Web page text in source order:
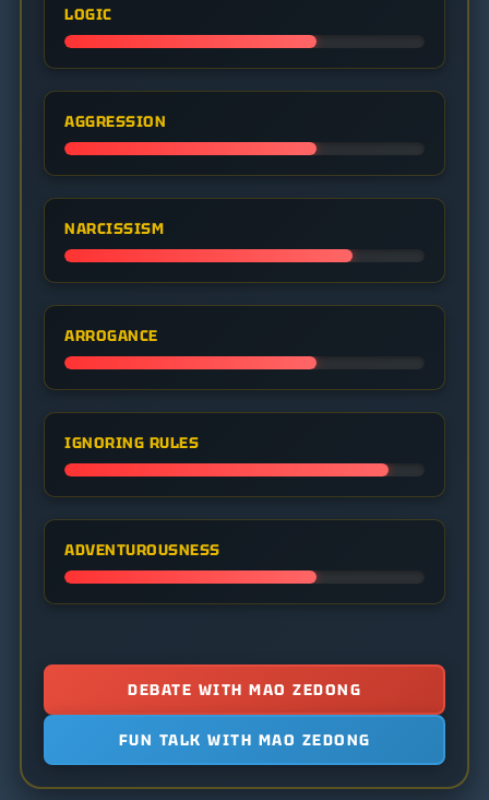
LOGIC
AGGRESSION
NARCISSISM
ARROGANCE
IGNORING RULES
ADVENTUROUSNESS
DEBATE WITH MAO ZEDONG
FUN TALK WITH MAO ZEDONG